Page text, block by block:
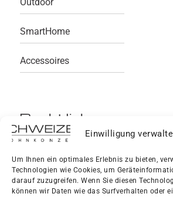
Einwilligung
Um Ihnen ein optimales Erlebnis zu bieten,
Technologien wie Cookies, um
darauf zuzugreifen. Wenn Sie diesen
können wir Daten wie das Surfverhalten oder
SmartHome
Accessoires
Rechtliches
Datenschutzerklärung